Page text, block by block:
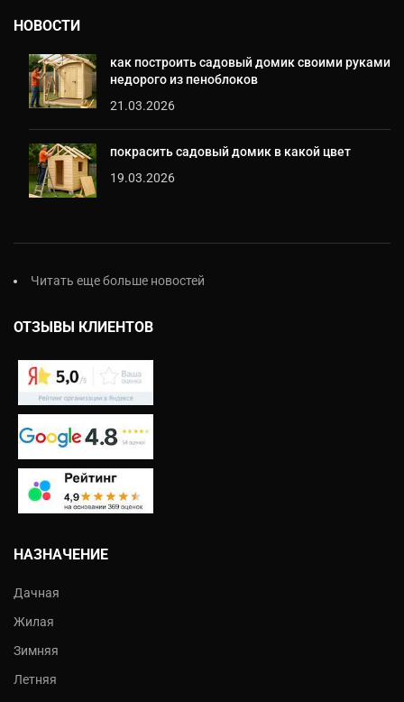
НОВОСТИ
как построить садовый домик своими руками
недорого из пеноблоков
21.03.2026
покрасить садовый домик в какой цвет
19.03.2026
Читать еще больше новостей
ОТЗЫВЫ КЛИЕНТОВ
НАЗНАЧЕНИЕ
Дачная
Жилая
Зимняя
Летняя